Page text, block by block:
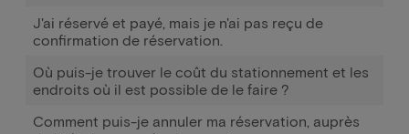
J'ai réservé et payé, mais je n'ai pas reçu de
confirmation de réservation.
Où puis-je trouver le coût du stationnement et les
endroits où il est possible de le faire ?
Comment puis-je annuler ma réservation, auprès